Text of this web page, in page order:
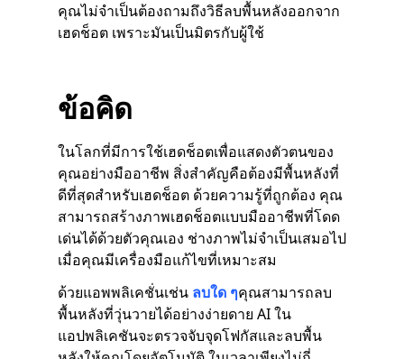
คุณไม่จำเป็นต้องถามถึงวิธีลบพื้นหลังออกจาก
เฮดช็อต เพราะมันเป็นมิตรกับผู้ใช้
ข้อคิด
ในโลกที่มีการใช้เฮดช็อตเพื่อแสดงตัวตนของ
คุณอย่างมืออาชีพ สิ่งสำคัญคือต้องมีพื้นหลังที่
ดีที่สุดสำหรับเฮดช็อต ด้วยความรู้ที่ถูกต้อง คุณ
สามารถสร้างภาพเฮดช็อตแบบมืออาชีพที่โดด
เด่นได้ด้วยตัวคุณเอง ช่างภาพไม่จำเป็นเสมอไป
เมื่อคุณมีเครื่องมือแก้ไขที่เหมาะสม
ด้วยแอพพลิเคชั่นเช่น ลบใด ๆคุณสามารถลบ
พื้นหลังที่วุ่นวายได้อย่างง่ายดาย AI ใน
แอปพลิเคชันจะตรวจจับจุดโฟกัสและลบพื้น